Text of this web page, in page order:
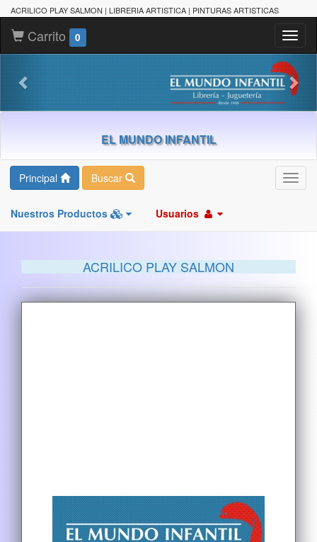
ACRILICO PLAY SALMON | LIBRERIA ARTISTICA | PINTURAS ARTISTICAS
Carrito 0
EL MUNDO INFANTIL
Principal Buscar
Nuestros Productos Usuarios
ACRILICO PLAY SALMON